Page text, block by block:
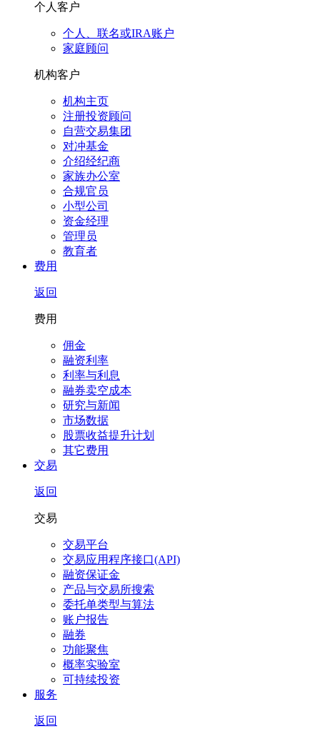
个人客户
个人、联名或IRA账户
家庭顾问
机构客户
机构主页
注册投资顾问
自营交易集团
对冲基金
介绍经纪商
家族办公室
合规官员
小型公司
资金经理
管理员
教育者
费用
返回
费用
佣金
融资利率
利率与利息
融券卖空成本
研究与新闻
市场数据
股票收益提升计划
其它费用
交易
返回
交易
交易平台
交易应用程序接口(API)
融资保证金
产品与交易所搜索
委托单类型与算法
账户报告
融券
功能聚焦
概率实验室
可持续投资
服务
返回